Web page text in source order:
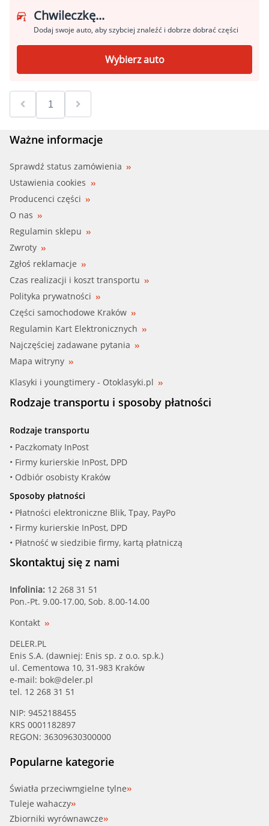
Chwileczkę...
Dodaj swoje auto, aby szybciej znaleźć i dobrze dobrać części
Wybierz auto
Ważne informacje
Sprawdź status zamówienia
Ustawienia cookies
Producenci części
O nas
Regulamin sklepu
Zwroty
Zgłoś reklamacje
Czas realizacji i koszt transportu
Polityka prywatności
Części samochodowe Kraków
Regulamin Kart Elektronicznych
Najczęściej zadawane pytania
Mapa witryny
Klasyki i youngtimery - Otoklasyki.pl
Rodzaje transportu i sposoby płatności
Rodzaje transportu
• Paczkomaty InPost
• Firmy kurierskie InPost, DPD
• Odbiór osobisty Kraków
Sposoby płatności
• Płatności elektroniczne Blik, Tpay, PayPo
• Firmy kurierskie InPost, DPD
• Płatność w siedzibie firmy, kartą płatniczą
Skontaktuj się z nami
Infolinia: 12 268 31 51
Pon.-Pt. 9.00-17.00, Sob. 8.00-14.00
Kontakt
DELER.PL
Enis S.A. (dawniej: Enis sp. z o.o. sp.k.)
ul. Cementowa 10, 31-983 Kraków
e-mail: bok@deler.pl
tel. 12 268 31 51
NIP: 9452188455
KRS 0001182897
REGON: 36309630300000
Popularne kategorie
Światła przeciwmgielne tylne
Tuleje wahaczy
Zbiorniki wyrównawcze